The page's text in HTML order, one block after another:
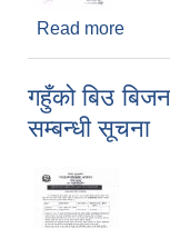
Read more
गहुँको बिउ
सम्बन्धी सूचना